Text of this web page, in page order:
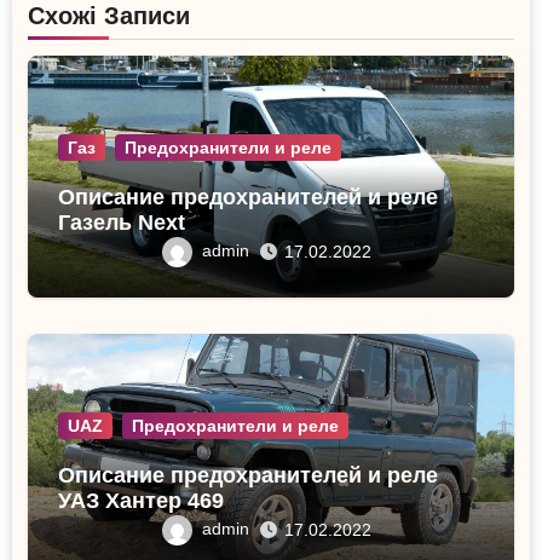
Схожі Записи
Газ Предохранители и реле
Описание предохранителей и реле
Газель Next
admin 17.02.2022
UAZ Предохранители и реле
Описание предохранителей и реле
УАЗ Хантер 469
admin 17.02.2022